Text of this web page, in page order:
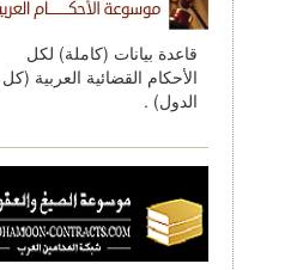
قاعدة بيانات (كاملة) لكل
الأحكام القضائية العربية (كل
الدول) .